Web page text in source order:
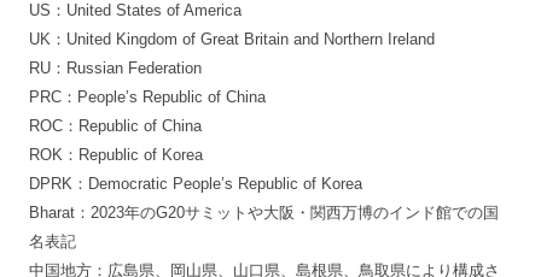
US：United States of America
UK：United Kingdom of Great Britain and Northern Ireland
RU：Russian Federation
PRC：People’s Republic of China
ROC：Republic of China
ROK：Republic of Korea
DPRK：Democratic People’s Republic of Korea
Bharat：2023年のG20サミットや大阪・関西万博のインド館での国
名表記
中国地方：広島県、岡山県、山口県、島根県、鳥取県により構成さ